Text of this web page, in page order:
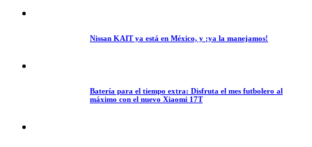
Nissan KAIT ya está en México, y ¡ya la manejamos!
Batería para el tiempo extra: Disfruta el mes futbolero al
máximo con el nuevo Xiaomi 17T